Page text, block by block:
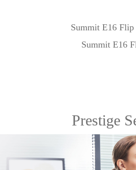
Summit E16
Summit E16
Prestige